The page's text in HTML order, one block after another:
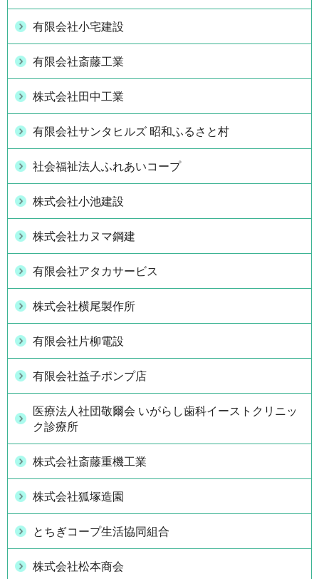
有限会社小宅建設
有限会社斎藤工業
株式会社田中工業
有限会社サンタヒルズ 昭和ふるさと村
社会福祉法人ふれあいコープ
株式会社小池建設
株式会社カヌマ鋼建
有限会社アタカサービス
株式会社横尾製作所
有限会社片柳電設
有限会社益子ポンプ店
医療法人社団敬爾会 いがらし歯科イーストクリニッ
ク診療所
株式会社斎藤重機工業
株式会社狐塚造園
とちぎコープ生活協同組合
株式会社松本商会